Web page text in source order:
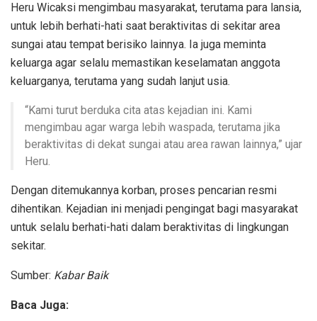
Heru Wicaksi mengimbau masyarakat, terutama para lansia,
untuk lebih berhati-hati saat beraktivitas di sekitar area
sungai atau tempat berisiko lainnya. Ia juga meminta
keluarga agar selalu memastikan keselamatan anggota
keluarganya, terutama yang sudah lanjut usia.
“Kami turut berduka cita atas kejadian ini. Kami
mengimbau agar warga lebih waspada, terutama jika
beraktivitas di dekat sungai atau area rawan lainnya,” ujar
Heru.
Dengan ditemukannya korban, proses pencarian resmi
dihentikan. Kejadian ini menjadi pengingat bagi masyarakat
untuk selalu berhati-hati dalam beraktivitas di lingkungan
sekitar.
Sumber: Kabar Baik
Baca Juga: